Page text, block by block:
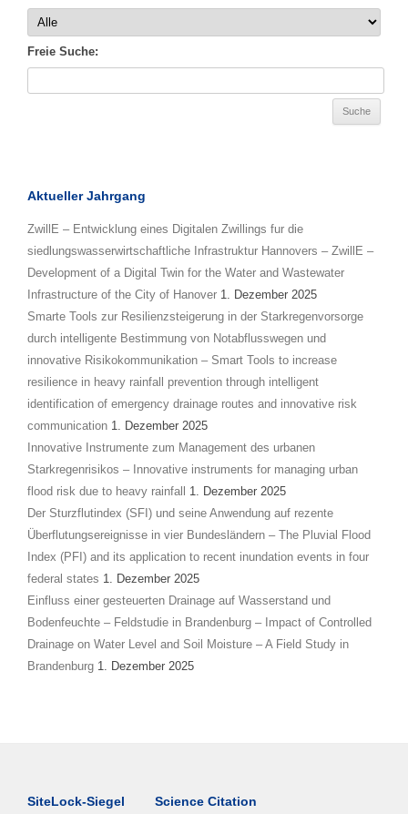
Freie Suche:
Aktueller Jahrgang
ZwillE – Entwicklung eines Digitalen Zwillings fur die
siedlungswasserwirtschaftliche Infrastruktur Hannovers – ZwillE –
Development of a Digital Twin for the Water and Wastewater
Infrastructure of the City of Hanover 1. Dezember 2025
Smarte Tools zur Resilienzsteigerung in der Starkregenvorsorge
durch intelligente Bestimmung von Notabflusswegen und
innovative Risikokommunikation – Smart Tools to increase
resilience in heavy rainfall prevention through intelligent
identification of emergency drainage routes and innovative risk
communication 1. Dezember 2025
Innovative Instrumente zum Management des urbanen
Starkregenrisikos – Innovative instruments for managing urban
flood risk due to heavy rainfall
1. Dezember 2025
Der Sturzflutindex (SFI) und seine Anwendung auf rezente
Überflutungsereignisse in vier Bundesländern – The Pluvial Flood
Index (PFI) and its application to recent inundation events in four
federal states 1. Dezember 2025
Einfluss einer gesteuerten Drainage auf Wasserstand und
Bodenfeuchte – Feldstudie in Brandenburg – Impact of Controlled
Drainage on Water Level and Soil Moisture – A Field Study in
Brandenburg 1. Dezember 2025
SiteLock-Siegel
Science Citation